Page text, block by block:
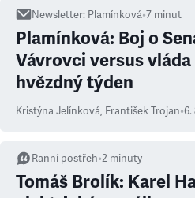
Newsletter: Plamínková•7 minut
Plamínková: Boj o
Vávrovci versus
hvězdný týden
Kristýna Jelínková, František Trojan•6.
Ranní postřeh•2 minuty
Tomáš Brolík: Karel